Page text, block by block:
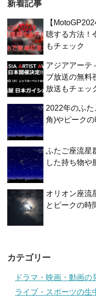
新着記事
【
聴する方法！
もチェック
アジアアーテ
ブ放送の無料
放送もチェッ
2022年のふ
角)やピーク
ふたご座流星
した持ち物や
オリオン座流
とピークの時
カテゴリー
ドラマ・映画・動画の
ライブ・スポーツの生